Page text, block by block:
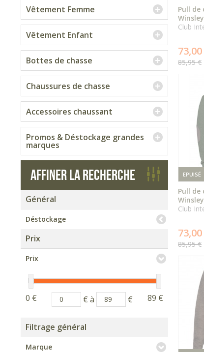
Vêtement Femme
Vêtement Enfant
Bottes de chasse
Chaussures de chasse
Accessoires chaussant
Promos & Déstockage grandes
marques
Affiner la recherche
Général
Déstockage
Prix
Prix
0 € 89 €
€ à €
Filtrage général
Marque
Pull de
Club
85,95 €
EPUISÉ
Pull de
Club
85,95 €